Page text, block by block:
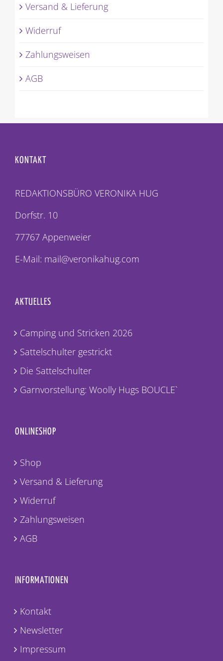
Versand & Lieferung
Widerruf
Zahlungsweisen
AGB
KONTAKT
REDAKTIONSBÜRO VERONIKA HUG
Dorfstr. 10
77767 Appenweier
E-Mail: mail@veronikahug.com
AKTUELLES
Camping und Stricken 2026
Sattelschulter gestrickt
Die Sattelschulter
Garnvorstellung: Woolly Hugs BOUCLE`
ONLINESHOP
Shop
Versand & Lieferung
Widerruf
Zahlungsweisen
AGB
INFORMATIONEN
Kontakt
Newsletter
Impressum